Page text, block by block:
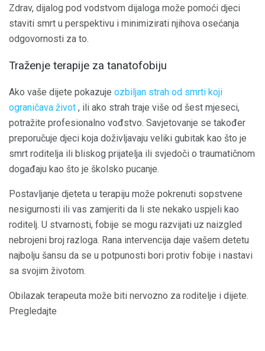
Zdrav, dijalog pod vodstvom dijaloga može pomoći djeci
staviti smrt u perspektivu i minimizirati njihova osećanja
odgovornosti za to.
Traženje terapije za tanatofobiju
Ako vaše dijete pokazuje ozbiljan strah od smrti koji
ograničava život , ili ako strah traje više od šest mjeseci,
potražite profesionalno vođstvo. Savjetovanje se također
preporučuje djeci koja doživljavaju veliki gubitak kao što je
smrt roditelja ili bliskog prijatelja ili svjedoči o traumatičnom
događaju kao što je školsko pucanje.
Postavljanje djeteta u terapiju može pokrenuti sopstvene
nesigurnosti ili vas zamjeriti da li ste nekako uspjeli kao
roditelj. U stvarnosti, fobije se mogu razvijati uz naizgled
nebrojeni broj razloga. Rana intervencija daje vašem detetu
najbolju šansu da se u potpunosti bori protiv fobije i nastavi
sa svojim životom.
Obilazak terapeuta može biti nervozno za roditelje i dijete.
Pregledajte